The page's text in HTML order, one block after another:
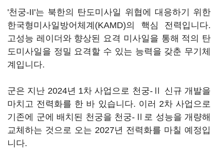
'천궁-II'는 북한의 탄도미사일 위협에 대응하기 위한
한국형미사일방어체계(KAMD)의 핵심 전력입니다.
고성능 레이더와 향상된 요격 미사일을 통해 적의 탄
도미사일을 정밀 요격할 수 있는 능력을 갖춘 무기체
계입니다.
군은 지난 2024년 1차 사업으로 천궁-Ⅱ 신규 개발을
마치고 전력화를 한 바 있습니다. 이러 2차 사업으로
기존에 군에 배치된 천궁을 천궁-Ⅱ로 성능을 개량해
교체하는 것으로 오는 2027년 전력화를 마칠 예정입
니다.